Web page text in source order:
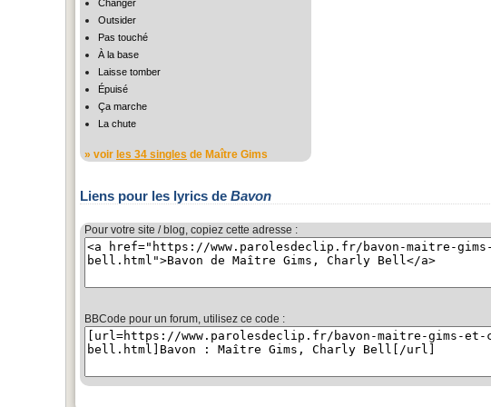
Changer
Outsider
Pas touché
À la base
Laisse tomber
Épuisé
Ça marche
La chute
» voir les 34 singles de Maître Gims
Liens pour les lyrics de Bavon
Pour votre site / blog, copiez cette adresse :
BBCode pour un forum, utilisez ce code :